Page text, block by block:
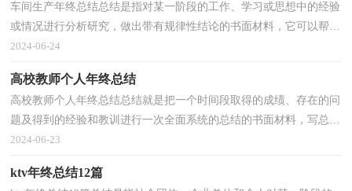
车间生产年终总结总结是指对某一阶段的工作、学习或思想中的经验
或情况进行分析研究，做出带有规律性结论的书面材料，它可以帮助
我们有寻找学习和工作中的规律，让我们抽出时间写...
2024-06-24
高校教师个人年终总结
高校教师个人年终总结总结就是把一个时间段取得的成绩、存在的问
题及得到的经验和教训进行一次全面系统的总结的书面材料，写总结
有利于我们学习和工作能力的提高，让我们一起认...
2024-06-23
ktv年终总结12篇